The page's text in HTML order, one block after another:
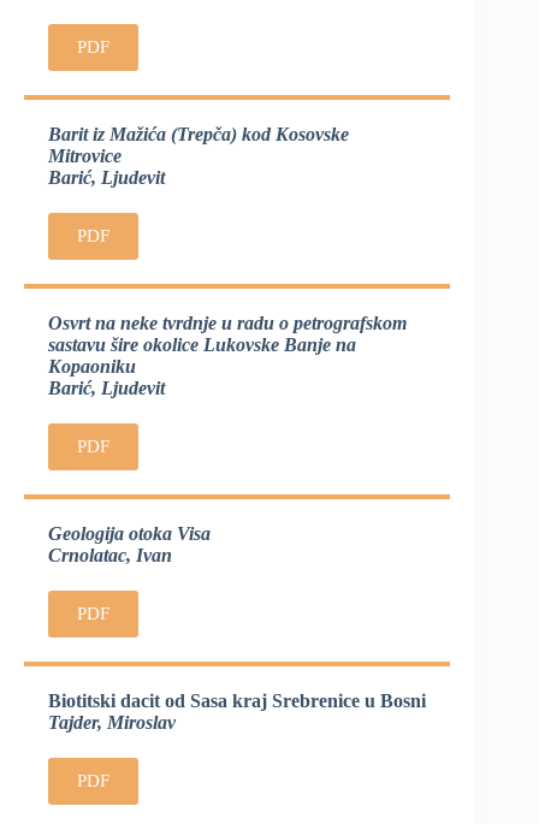
PDF
Barit iz Mažića (Trepča) kod Kosovske
Mitrovice
Barić, Ljudevit
PDF
Osvrt na neke tvrdnje u radu o petrografskom
sastavu šire okolice Lukovske Banje na
Kopaoniku
Barić, Ljudevit
PDF
Geologija otoka Visa
Crnolatac, Ivan
PDF
Biotitski dacit od Sasa kraj Srebrenice u Bosni
Tajder, Miroslav
PDF